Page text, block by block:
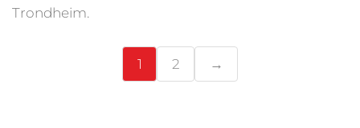
Trondheim.
1 2 →